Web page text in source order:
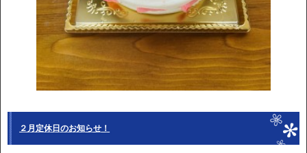
２月定休日のお知らせ！